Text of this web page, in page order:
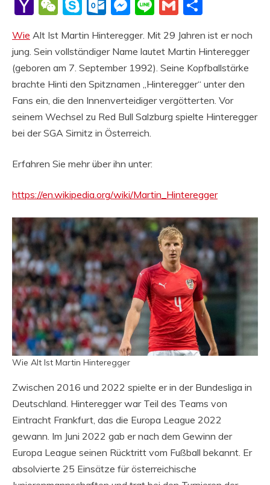
Yahoo
WeChat
SkypeOutlook.com
Messenger
LineGmail
Wie Alt Ist Martin Hinteregger. Mit 29 Jahren ist er noch
jung. Sein vollständiger Name lautet Martin Hinteregger
(geboren am 7. September 1992). Seine Kopfballstärke
brachte Hinti den Spitznamen „Hinteregger“ unter den
Fans ein, die den Innenverteidiger vergötterten. Vor
seinem Wechsel zu Red Bull Salzburg spielte Hinteregger
bei der SGA Sirnitz in Österreich.
Erfahren Sie mehr über ihn unter:
https://en.wikipedia.org/wiki/Martin_Hinteregger
Wie Alt Ist Martin Hinteregger
Zwischen 2016 und 2022 spielte er in der Bundesliga in
Deutschland. Hinteregger war Teil des Teams von
Eintracht Frankfurt, das die Europa League 2022
gewann. Im Juni 2022 gab er nach dem Gewinn der
Europa League seinen Rücktritt vom Fußball bekannt. Er
absolvierte 25 Einsätze für österreichische